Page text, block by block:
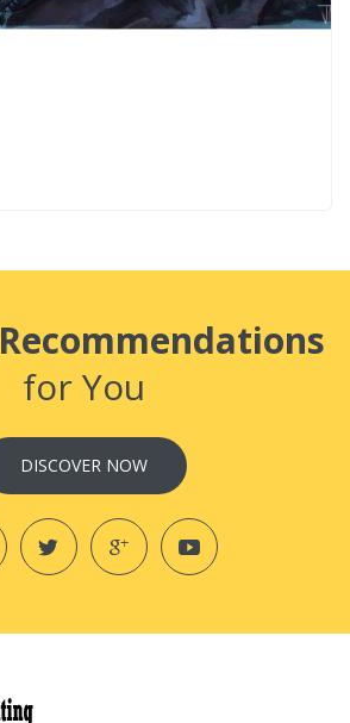
Recommendations
for You
DISCOVER NOW